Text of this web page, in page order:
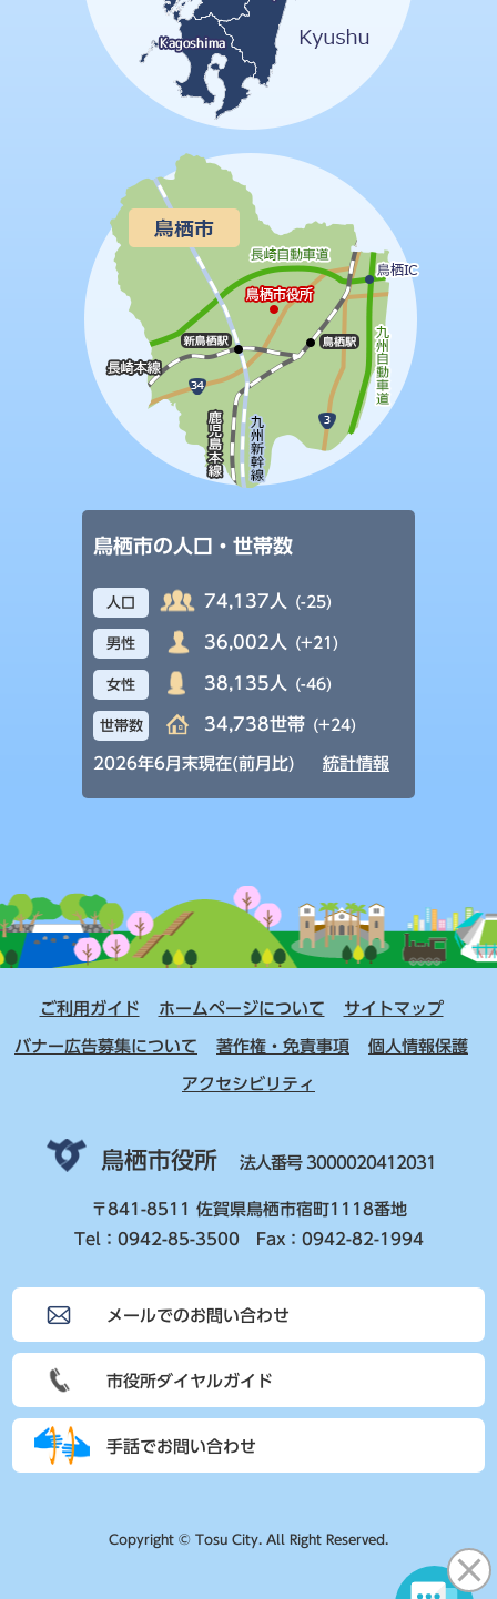
鳥栖市の人口・世帯数
人口 74,137人 (-25)
男性 36,002人 (+21)
女性 38,135人 (-46)
世帯数 34,738世帯 (+24)
2026年6月末現在(前月比) 統計情報
ご利用ガイド ホームページについて サイトマップ
バナー広告募集について 著作権・免責事項 個人情報保護
アクセシビリティ
鳥栖市役所 法人番号 3000020412031
〒841-8511 佐賀県鳥栖市宿町1118番地
Tel：0942-85-3500 Fax：0942-82-1994
メールでのお問い合わせ
市役所ダイヤルガイド
手話でお問い合わせ
Copyright © Tosu City. All Right Reserved.